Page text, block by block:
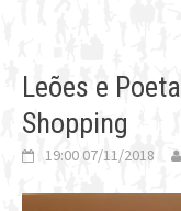
Leões e
Shopping
19:00 07/11/2018